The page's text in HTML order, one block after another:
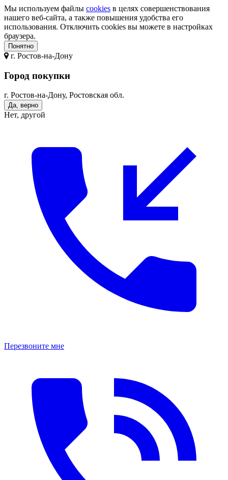
Мы используем файлы cookies в целях совершенствования
нашего веб-сайта, а также повышения удобства его
использования. Отключить cookies вы можете в настройках
браузера.
Понятно
г. Ростов-на-Дону
Город покупки
г. Ростов-на-Дону, Ростовская обл.
Да, верно
Нет, другой
Перезвоните мне